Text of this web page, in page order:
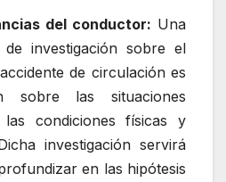
del conductor: Una
de investigación sobre el
de circulación es
sobre las situaciones
condiciones físicas y
investigación servirá
en las hipótesis